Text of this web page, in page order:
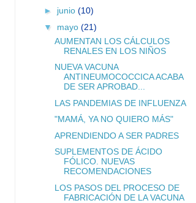
► junio (10)
▼ mayo (21)
AUMENTAN LOS CÁLCULOS
RENALES EN LOS NIÑOS
NUEVA VACUNA
ANTINEUMOCOCCICA ACABA
DE SER APROBAD...
LAS PANDEMIAS DE INFLUENZA
"MAMÁ, YA NO QUIERO MÁS"
APRENDIENDO A SER PADRES
SUPLEMENTOS DE ÁCIDO
FÓLICO. NUEVAS
RECOMENDACIONES
LOS PASOS DEL PROCESO DE
FABRICACIÓN DE LA VACUNA